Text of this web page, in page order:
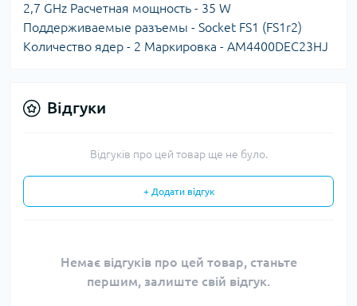
2,7 GHz Расчетная мощность - 35 W
Поддерживаемые разъемы - Socket FS1 (FS1r2)
Количество ядер - 2 Маркировка - AM4400DEC23HJ
Відгуки
Відгуків про цей товар ще не було.
+ Додати відгук
Немає відгуків про цей товар, станьте
першим, залиште свій відгук.